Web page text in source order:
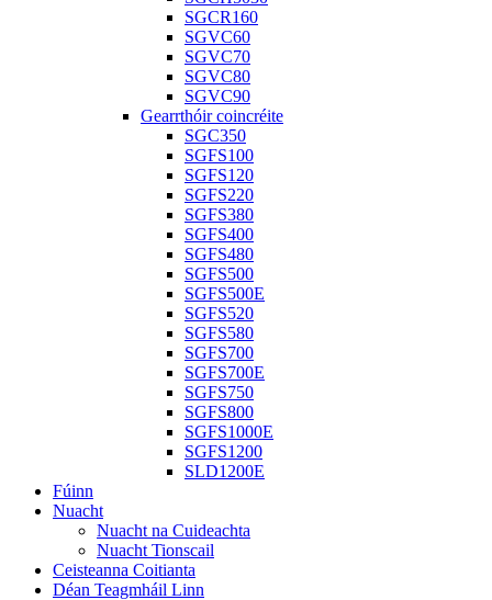
SGCR160
SGVC60
SGVC70
SGVC80
SGVC90
Gearrthóir coincréite
SGC350
SGFS100
SGFS120
SGFS220
SGFS380
SGFS400
SGFS480
SGFS500
SGFS500E
SGFS520
SGFS580
SGFS700
SGFS700E
SGFS750
SGFS800
SGFS1000E
SGFS1200
SLD1200E
Fúinn
Nuacht
Nuacht na Cuideachta
Nuacht Tionscail
Ceisteanna Coitianta
Déan Teagmháil Linn